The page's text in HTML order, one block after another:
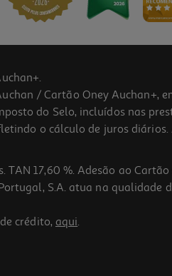
/ Cartão Oney
do Selo, incluídos nas
o cálculo de juros
17,60 %. Adesão ao
S.A. atua na
crédito, aqui.